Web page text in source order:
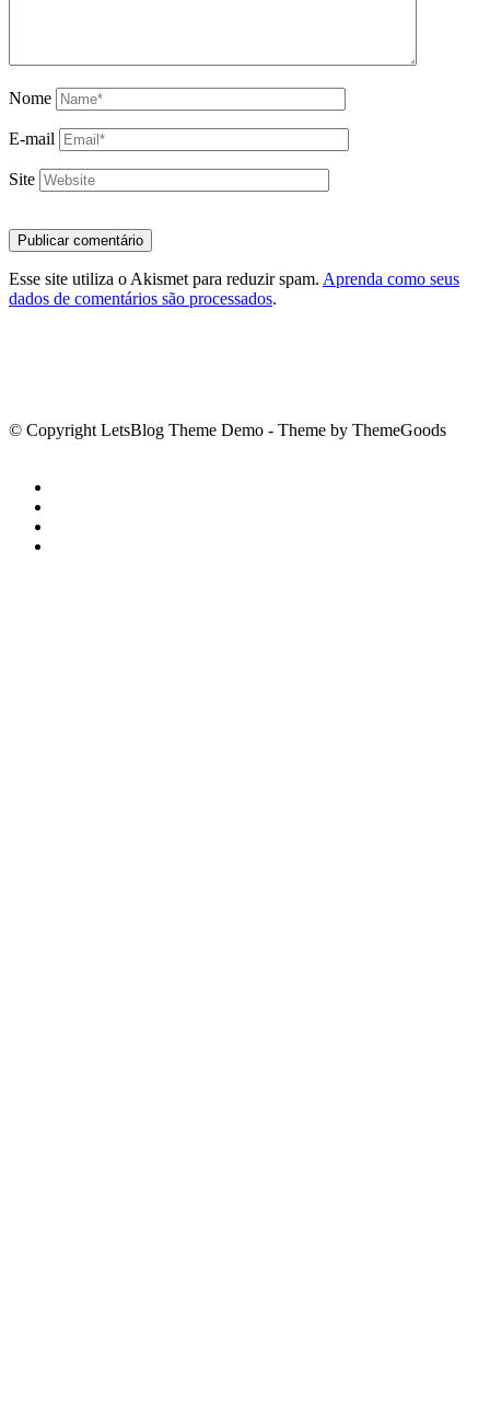
Nome
E-mail
Site
Esse site utiliza o Akismet para reduzir spam. Aprenda como seus
dados de comentários são processados.
© Copyright LetsBlog Theme Demo - Theme by ThemeGoods